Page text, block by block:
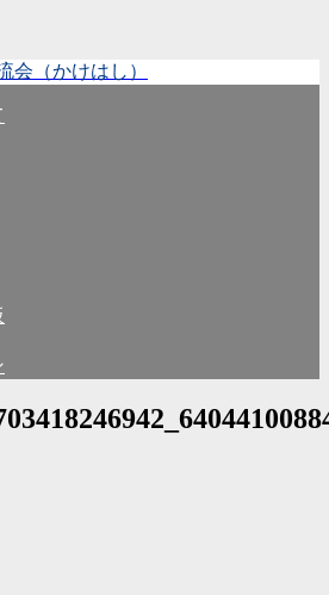
会（かけはし）